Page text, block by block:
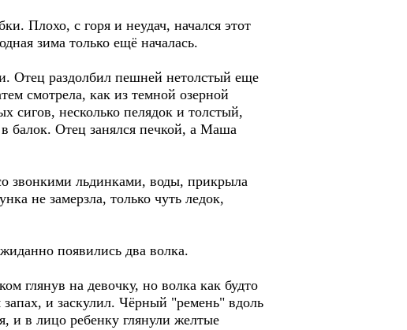
Плохо, с горя и неудач, начался этот
зима только ещё началась.
Отец раздолбил пешней нетолстый еще
смотрела, как из темной озерной
сигов, несколько пелядок и толстый,
балок. Отец занялся печкой, а Маша
звонкими льдинками, воды, прикрыла
не замерзла, только чуть ледок,
появились два волка.
глянув на девочку, но волка как будто
и заскулил. Чёрный "ремень" вдоль
и в лицо ребенку глянули желтые